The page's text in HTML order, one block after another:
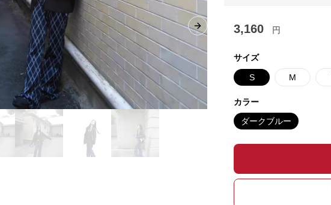
Next slide3,160 円
サイズ
S M
カラー
ダークブルー